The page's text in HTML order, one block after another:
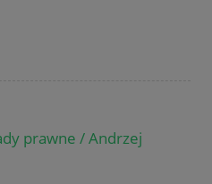
prawne / Andrzej